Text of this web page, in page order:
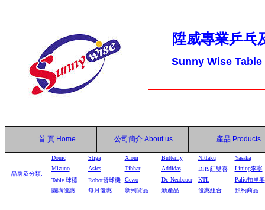
陞威專業乒乓
Sunny Wise
首 頁 Home 公司簡介 About us 產品 Products
品牌及分類:
Donic Stiga Xiom Butterfly Nittaku
Yasaka
Mizuno
Asics Tibhar Addidas DHS紅雙喜
Lining李寧
Table 球檯 Robot發球機 Gewo Dr. Neubauer KTL
Palio拍里奧
團購優惠
每月優惠 新到貨品 新產品 優惠組合 預約商品